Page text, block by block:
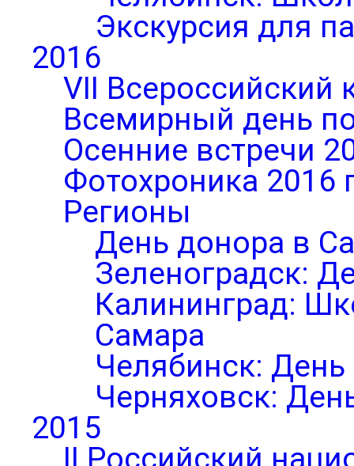
Экскурсия для
2016
VII Всероссийский
Всемирный день
Осенние встречи
Фотохроника 2016
Регионы
День донора в
Зеленоградск:
Калининград:
Самара
Челябинск: День
Черняховск:
2015